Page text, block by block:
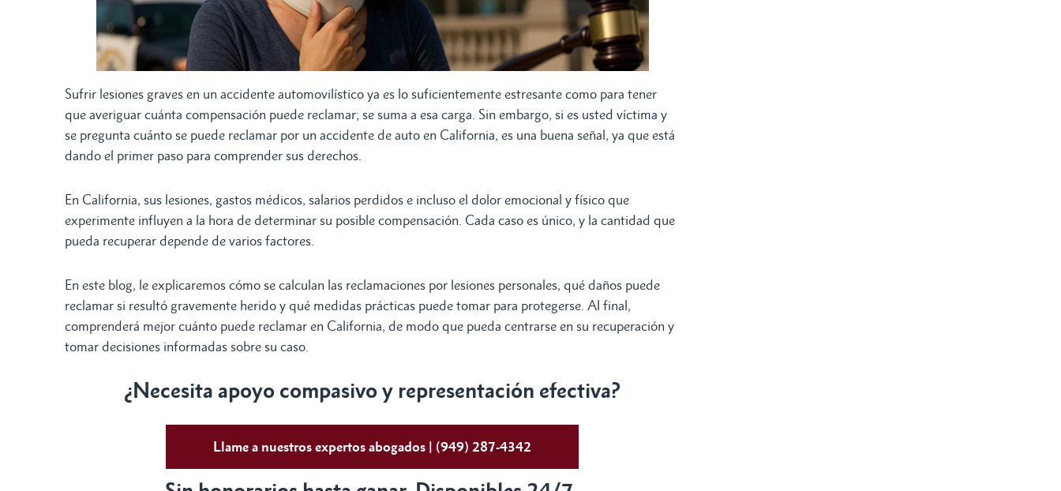
Sufrir lesiones graves en un accidente automovilístico ya es lo suficientemente estresante como para tener
que averiguar cuánta compensación puede reclamar; se suma a esa carga. Sin embargo, si es usted víctima y
se pregunta cuánto se puede reclamar por un accidente de auto en California, es una buena señal, ya que está
dando el primer paso para comprender sus derechos.
En California, sus lesiones, gastos médicos, salarios perdidos e incluso el dolor emocional y físico que
experimente influyen a la hora de determinar su posible compensación. Cada caso es único, y la cantidad que
pueda recuperar depende de varios factores.
En este blog, le explicaremos cómo se calculan las reclamaciones por lesiones personales, qué daños puede
reclamar si resultó gravemente herido y qué medidas prácticas puede tomar para protegerse. Al final,
comprenderá mejor cuánto puede reclamar en California, de modo que pueda centrarse en su recuperación y
tomar decisiones informadas sobre su caso.
¿Necesita apoyo compasivo y representación efectiva?
Llame a nuestros expertos abogados | (949) 287-4342